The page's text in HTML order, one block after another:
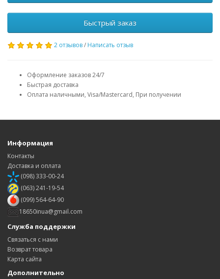
Быстрый заказ
2 отзывов/ Написать отзыв
Оформление заказов 24/7
Быстрая доставка
Оплата наличными, Visa/Mastercard, При получении
Информация
Контакты
Доставка и оплата
(098) 333-00-24
(063) 241-19-54
(099) 564-64-90
18650inua@gmail.com
Служба поддержки
Связаться с нами
Возврат товара
Карта сайта
Дополнительно